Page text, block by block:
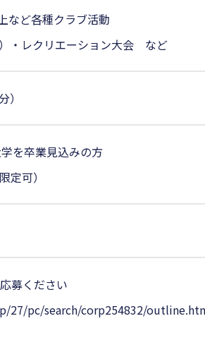
など各種クラブ活動
・レクリエーション大会 など
を卒業見込みの方
定可）
募ください
27/pc/search/corp254832/